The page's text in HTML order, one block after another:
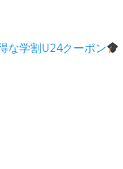
な学割U24クーポン